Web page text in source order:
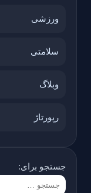
ورزشی
سلامتی
وبلاگ
رپورتاژ
جستجو برای: